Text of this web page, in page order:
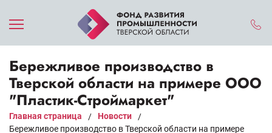
Бережливое производство в
Тверской области на примере ООО
"Пластик-Строймаркет"
Главная страница / Новости
/
Бережливое производство в Тверской области на примере